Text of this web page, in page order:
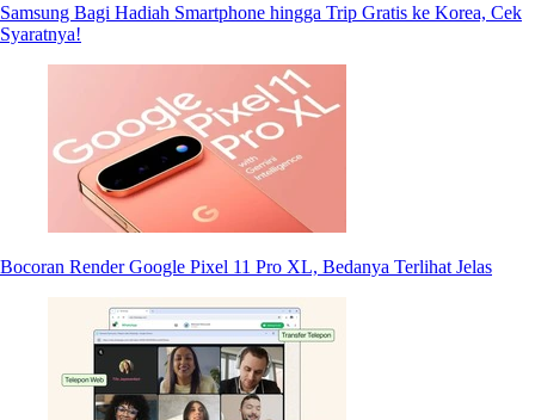
Samsung Bagi Hadiah Smartphone hingga Trip Gratis ke Korea, Cek
Syaratnya!
Bocoran Render Google Pixel 11 Pro XL, Bedanya Terlihat Jelas